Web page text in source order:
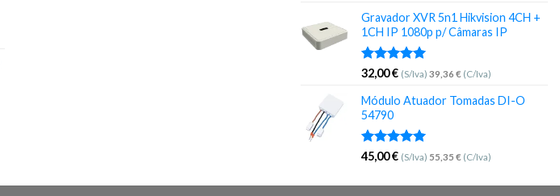
Gravador XVR 5n1 Hikvision 4CH +
1CH IP 1080p p/ Câmaras IP
Avaliação
32,00€ (S/Iva) 39,36 € (C/Iva)
Módulo Atuador Tomadas DI-O
54790
Avaliação
45,00€ (S/Iva) 55,35 € (C/Iva)